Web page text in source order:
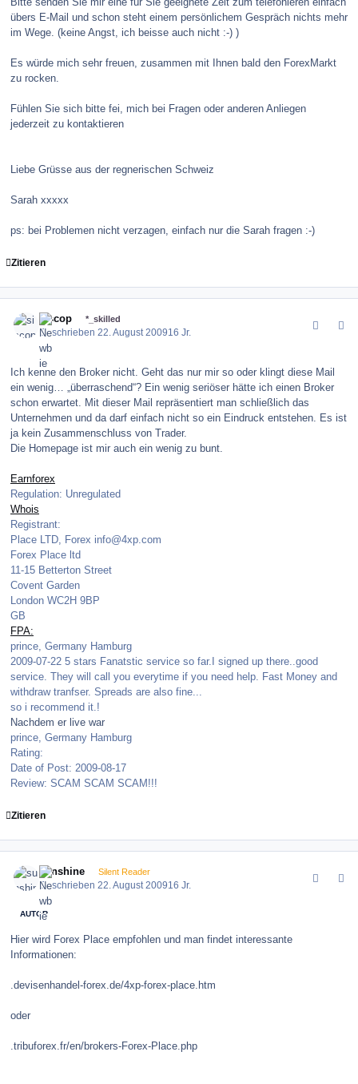
übers E-Mail und schon steht einem persönlichem Gespräch nichts mehr
im Wege. (keine Angst, ich beisse auch nicht :-) )
Es würde mich sehr freuen, zusammen mit Ihnen bald den ForexMarkt
zu rocken.
Fühlen Sie sich bitte fei, mich bei Fragen oder anderen Anliegen
jederzeit zu kontaktieren
Liebe Grüsse aus der regnerischen Schweiz
Sarah xxxxx
ps: bei Problemen nicht verzagen, einfach nur die Sarah fragen :-)
Zitieren
siscop *_skilled
Geschrieben22. August 200916 Jr.
Ich kenne den Broker nicht. Geht das nur mir so oder klingt diese Mail
ein wenig… „überraschend“? Ein wenig seriöser hätte ich einen Broker
schon erwartet. Mit dieser Mail repräsentiert man schließlich das
Unternehmen und da darf einfach nicht so ein Eindruck entstehen. Es ist
ja kein Zusammenschluss von Trader.
Die Homepage ist mir auch ein wenig zu bunt.
Earnforex
Regulation: Unregulated
Whois
Registrant:
Place LTD, Forex info@4xp.com
Forex Place ltd
11-15 Betterton Street
Covent Garden
London WC2H 9BP
GB
FPA:
prince, Germany Hamburg
2009-07-22 5 stars Fanatstic service so far.I signed up there..good
service. They will call you everytime if you need help. Fast Money and
withdraw tranfser. Spreads are also fine...
so i recommend it.!
Nachdem er live war
prince, Germany Hamburg
Rating:
Date of Post: 2009-08-17
Review: SCAM SCAM SCAM!!!
Zitieren
sunshine Silent Reader
Geschrieben22. August 200916 Jr.
AUTOR
Hier wird Forex Place empfohlen und man findet interessante
Informationen:
.devisenhandel-forex.de/4xp-forex-place.htm
oder
.tribuforex.fr/en/brokers-Forex-Place.php